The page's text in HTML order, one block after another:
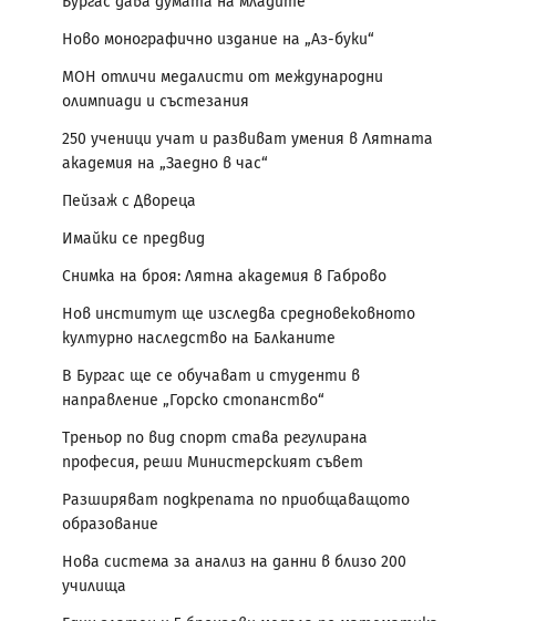
Ново монографично издание на „Аз-буки“
МОН отличи медалисти от международни
олимпиади и състезания
250 ученици учат и развиват умения в Лятната
академия на „Заедно в час“
Пейзаж с Двореца
Имайки се предвид
Снимка на броя: Лятна академия в Габрово
Нов институт ще изследва средновековното
културно наследство на Балканите
В Бургас ще се обучават и студенти в
направление „Горско стопанство“
Треньор по вид спорт става регулирана
професия, реши Министерският съвет
Разширяват подкрепата по приобщаващото
образование
Нова система за анализ на данни в близо 200
училища